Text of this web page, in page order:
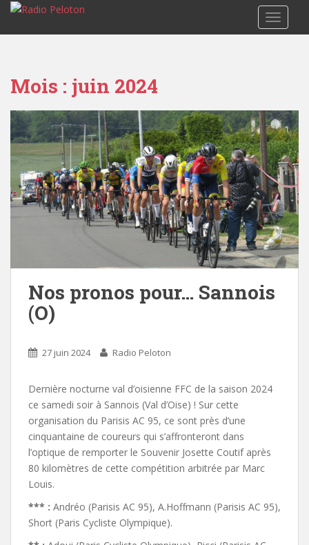
Mois : juin 2024
Nos pronos pour… Sannois
(O)
27 juin 2024 Radio Peloton
Dernière nocturne val d’oisienne FFC de la saison 2024
ce samedi soir à Sannois (Val d’Oise) ! Sur cette
organisation du Parisis AC 95, ce sont près d’une
cinquantaine de coureurs qui s’affronteront dans
l’optique de remporter le Souvenir Josette Coutif après
80 kilomètres de cette compétition arbitrée par Marc
Louis.
*** : Andréo (Parisis AC 95), A.Hoffmann (Parisis AC 95),
Short (Paris Cycliste Olympique).